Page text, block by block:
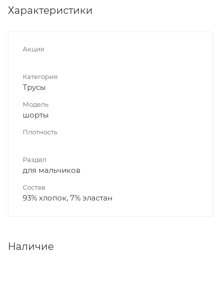
Характеристики
Акция
Категория
Трусы
Модель
шорты
Плотность
Раздел
для мальчиков
Состав
93% хлопок, 7% эластан
Наличие